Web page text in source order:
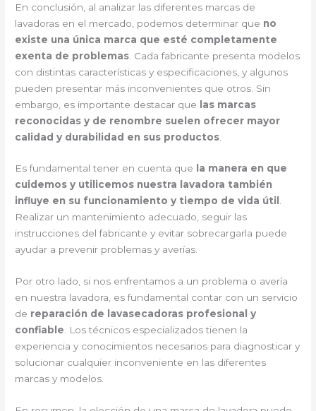
En conclusión, al analizar las diferentes marcas de
lavadoras en el mercado, podemos determinar que no
existe una única marca que esté completamente
exenta de problemas . Cada fabricante presenta modelos
con distintas características y especificaciones, y algunos
pueden presentar más inconvenientes que otros. Sin
embargo, es importante destacar que las marcas
reconocidas y de renombre suelen ofrecer mayor
calidad y durabilidad en sus productos
Es fundamental tener en cuenta que
la manera en que
cuidemos y utilicemos nuestra lavadora también
influye en su funcionamiento y tiempo de vida útil .
Realizar un mantenimiento adecuado, seguir las
instrucciones del fabricante y evitar sobrecargarla puede
ayudar a prevenir problemas y averías.
Por otro lado, si nos enfrentamos a un problema o avería
en nuestra lavadora, es fundamental contar con un servicio
de reparación de lavasecadoras profesional y
confiable. Los técnicos especializados tienen la
experiencia y conocimientos necesarios para diagnosticar y
solucionar cualquier inconveniente en las diferentes
marcas y modelos.